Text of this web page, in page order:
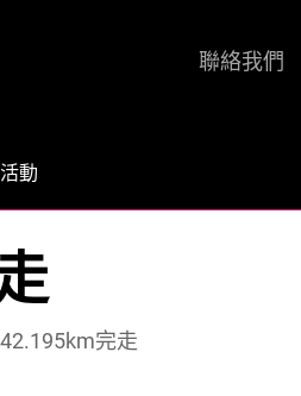
活動
聯絡我們
完走